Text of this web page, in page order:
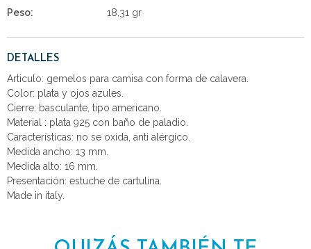
Peso:
18,31 gr
DETALLES
Articulo: gemelos para camisa con forma de calavera.
Color: plata y ojos azules.
Cierre: basculante, tipo americano.
Material : plata 925 con baño de paladio.
Características: no se oxida, anti alérgico.
Medida ancho: 13 mm.
Medida alto: 16 mm.
Presentación: estuche de cartulina.
Made in italy.